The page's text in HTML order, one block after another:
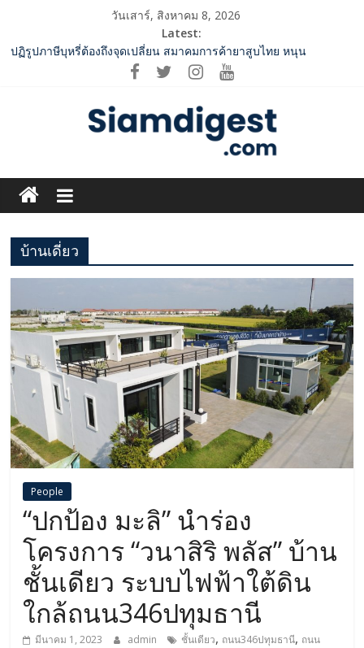
content
วันเสาร์, สิงหาคม 8, 2026
Latest:
ปฏิรูปภาษีบุหรี่ต้องถึงจุดเปลี่ยน สมาคมการค้ายาสูบไทย หนุน
โครงสร้างอัตราเดียว ลดบิดเบือนตลาด เพิ่มประสิทธิภาพจัดเก็บรายได้
รังสรรค์ “ผ้าลายน้ำไหล” สู่ชิ้นงานศิลปะสะสมสุดลิมิเต็ด ถ่ายทอด
ภูมิปัญญาท้องถิ่นสู่สุนทรียภาพระดับสากล
SME D Bank ผนึกกำลัง สถาบันอาหาร เปิดตัว “FOODNext SME D
Navigator” ชูยุทธศาสตร์ “แหล่งทุนคู่องค์ความรู้” ติดปีก SME อาหาร
ไทยแข่งขันได้ในเวทีโลก
ททท. จับมือ TransNusa Airline – Traveloka ยกระดับการเชื่อมโยง
ไทย–อินโดนีเซีย ดันไทยสู่จุดหมายปลายทางคุณภาพ เชื่อม Asean
กกท.เปิดเกมรุก! ดันเอเชียนเกมส์ให้เป็นมากกว่าการแข่งขัน ผ่าน
แคมเปญระดับชาติ
Siam
Digest.com
ฺีBusiness
&
บ้านเดี่ยว
People
“ปกป้อง มะลิ” นำร่อง
โครงการ “วนาสิริ พลัส” บ้าน
ชั้นเดียว ระบบไฟฟ้าใต้ดิน
ใกล้ถนน346ปทุมธานี
มีนาคม 1, 2023 admin ชั้นเดียว, ถนน346ปทุมธานี, ถนน